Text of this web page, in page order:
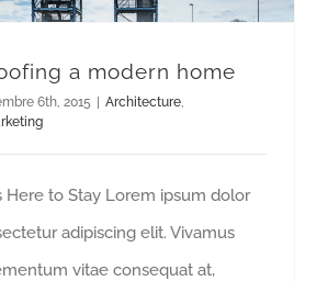
a modern home
6th, 2015 | Architecture
Here to Stay Lorem ipsum dolor
adipiscing elit. Vivamus
vitae consequat at,